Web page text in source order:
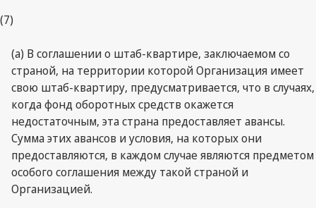
(7)
(а) В соглашении о штаб-квартире, заключаемом со
страной, на территории которой Организация имеет
свою штаб-квартиру, предусматривается, что в случаях,
когда фонд оборотных средств окажется
недостаточным, эта страна предоставляет авансы.
Сумма этих авансов и условия, на которых они
предоставляются, в каждом случае являются предметом
особого соглашения между такой страной и
Организацией.